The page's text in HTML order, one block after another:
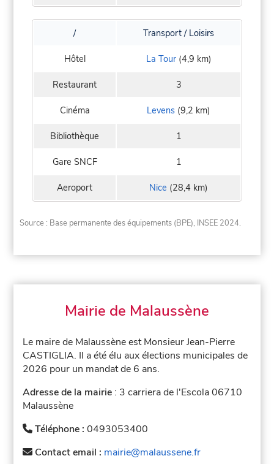
/ Transport / Loisirs
Hôtel La Tour(4,9 km)
Restaurant 3
Cinéma Levens (9,2 km)
Bibliothèque 1
Gare SNCF 1
Aeroport Nice (28,4 km)
Source : Base permanente des équipements (BPE), INSEE 2024.
Mairie de Malaussène
Le maire de Malaussène est Monsieur Jean-Pierre
CASTIGLIA. Il a été élu aux élections municipales de
2026 pour un mandat de 6 ans.
Adresse de la mairie : 3 carriera de l'Escola 06710
Malaussène
Téléphone :0493053400
Contact email : mairie@malaussene.fr